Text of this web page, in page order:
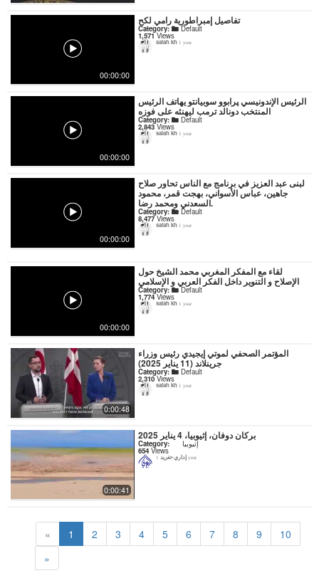
00:00:00
تفاصيل إمبراطورية رامي لكح
Category: Default
1,571Views
salah kh 1 year
00:00:00
الرئيس الإندونيسي پرابوو سوبيانتو يهاتف الرئيس
المنتخب دونالد ترمب ليهنئه على فوزه
Category: Default
2,843Views
salah kh 1 year
00:00:00
لبنى عبد العزيز في برنامج مع الناس تحاور صلاح
جاهين، عباس الأسواني، بهجت قمر، محمود
السعدني ومحمد رضا.
Category: Default
8,477Views
salah kh 1 year
00:00:00
لقاء مع المفكر المغربي محمد الشيخ حول
الإصلاح و التنوير داخل الفكر العربي و الإسلامي
Category: Default
1,774Views
salah kh 1 year
0:00:48
المؤتمر الصحفي لموتي إيجيدي رئيس وزراء
جرينلاند (11 يناير 2025)
Category: Default
2,310Views
salah kh 1 year
0:00:41
بركان دوفان، إثيوبيا، 4 يناير 2025
Category: إثيوبيا
654 Views
إداري-تغريد 1 year
« 1 2 3 4 5 6 7 8 9
10
»